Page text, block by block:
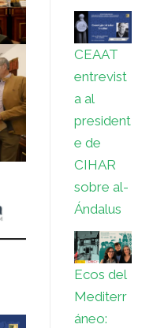
CEAAT
entrevist
a al
president
e de
CIHAR
sobre al-
Ándalus
Ecos del
Mediterr
áneo: